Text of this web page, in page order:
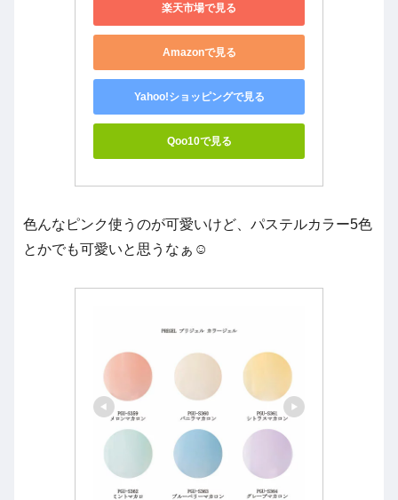
楽天市場で見る
Amazonで見る
Yahoo!ショッピングで見る
Qoo10で見る
色んなピンク使うのが可愛いけど、パステルカラー5色
とかでも可愛いと思うなぁ☺️